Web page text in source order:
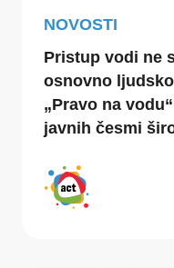
NOVOSTI
Pristup vodi ne
osnovno
„Pravo na
javnih česmi